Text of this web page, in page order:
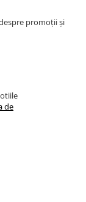
promoții și
de